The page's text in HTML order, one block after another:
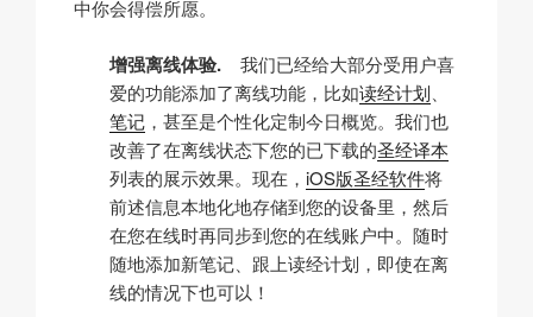
中你会得偿所愿。
增强离线体验. 我们已经给大部分受用户喜
爱的功能添加了离线功能，比如读经计划
笔记 ，甚至是个性化定制今日概览。我们也
改善了在离线状态下您的已下载的圣经译本
列表的展示效果。现在， iOS版圣经软件将
前述信息本地化地存储到您的设备里，然后
在您在线时再同步到您的在线账户中。随时
随地添加新笔记、跟上读经计划，即使在离
线的情况下也可以！